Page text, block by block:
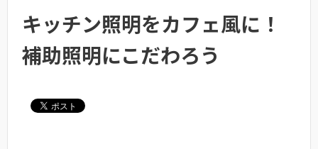
キッチン照明をカフェ風に！
補助照明にこだわろう